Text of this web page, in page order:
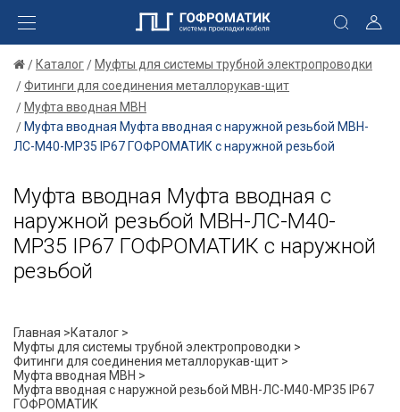
Каталог
Муфты для системы трубной электропроводки
Фитинги для соединения металлорукав-щит
Муфта вводная МВН
Муфта вводная Муфта вводная с наружной резьбой МВН-
ЛС-М40-МР35 IP67 ГОФРОМАТИК с наружной резьбой
Муфта вводная Муфта вводная с
наружной резьбой МВН-ЛС-М40-
МР35 IP67 ГОФРОМАТИК с наружной
резьбой
Главная >Каталог >
Муфты для системы трубной электропроводки >
Фитинги для соединения металлорукав-щит >
Муфта вводная МВН >
Муфта вводная с наружной резьбой МВН-ЛС-М40-МР35 IP67
ГОФРОМАТИК